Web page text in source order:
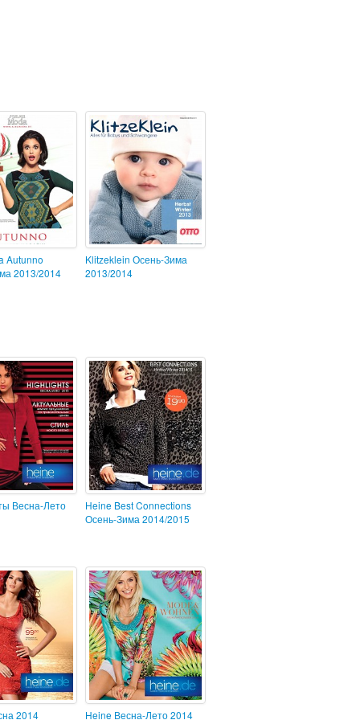
Autunno
2013/2014
Klitzeklein Осень-Зима
2013/2014
Весна-Лето
Heine Best Connections
Осень-Зима 2014/2015
2014 Heine Весна-Лето 2014